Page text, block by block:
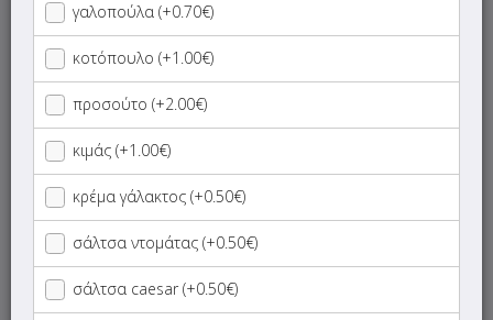
Φρέσκοι Χυμοί & Smoothies
Καφέδες - Ροφήματα
Σφολιατοειδή
Πίτσα - Pinsa - Πεϊνιρλί Ατομικά Χειροποίητα
Πιάτα
Σάντουιτς
γαλοπούλα (+0.70€)
κοτόπουλο (+1.00€)
προσούτο (+2.00€)
κιμάς (+1.00€)
κρέμα γάλακτος (+0.50€)
σάλτσα ντομάτας (+0.50€)
σάλτσα caesar (+0.50€)